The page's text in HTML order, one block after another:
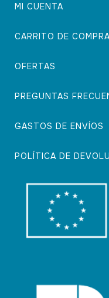
MI CUENTA
CARRITO DE
OFERTAS
PREGUNTAS
GASTOS DE ENVÍOS
POLÍTICA DE